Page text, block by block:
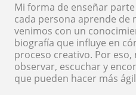
Mi forma de enseñar
cada persona aprende de
venimos con un
biografía que influye en
proceso creativo. Por
observar, escuchar y
que pueden hacer más